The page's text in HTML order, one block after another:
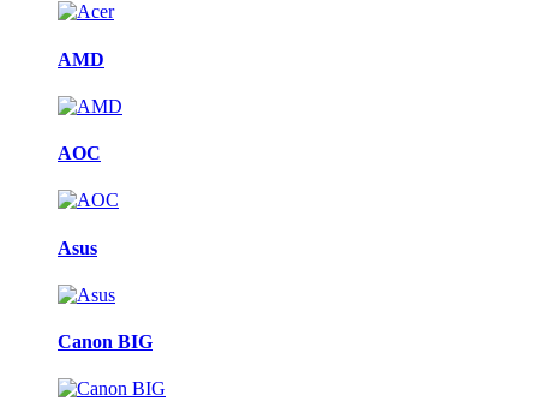
AMD
AOC
Asus
Canon BIG